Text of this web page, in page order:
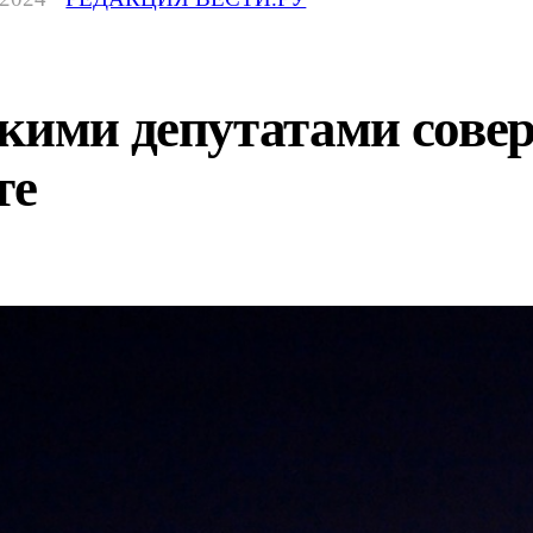
депутатами